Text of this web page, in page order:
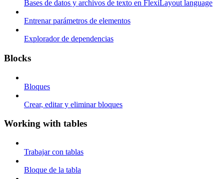
Bases de datos y archivos de texto en FlexiLayout language
Entrenar parámetros de elementos
Explorador de dependencias
Blocks
Bloques
Crear, editar y eliminar bloques
Working with tables
Trabajar con tablas
Bloque de la tabla